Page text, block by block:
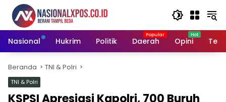
Langsung
konten
Nasional
Hukrim Politik Daerah Opini
Beranda TNI & Polri
TNI & Polri
KSPSI Apresiasi Kapolri, 700 Buruh